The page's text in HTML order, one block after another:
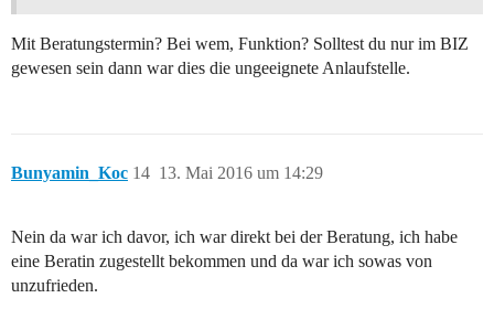
Mit Beratungstermin? Bei wem, Funktion? Solltest du nur im BIZ
gewesen sein dann war dies die ungeeignete Anlaufstelle.
Bunyamin_Koc 13. Mai 2016 um 14:29
14
Nein da war ich davor, ich war direkt bei der Beratung, ich habe
eine Beratin zugestellt bekommen und da war ich sowas von
unzufrieden.